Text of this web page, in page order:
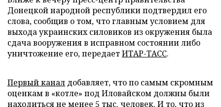
Донецкой народной республики подтвердил его
слова, сообщив о том, что главным условием для
выхода украинских силовиков из окружения была
сдача вооружения в исправном состоянии либо
уничтожение его, передаетИТАР-ТАСС.
Первый канал добавляет, что по самым скромным
оценкам в «котле» под Иловайском должны были
находиться не менее 5 тыс. человек. И то, что из